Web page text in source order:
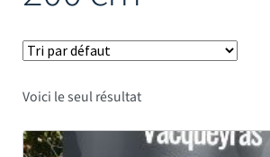
Voici le seul résultat